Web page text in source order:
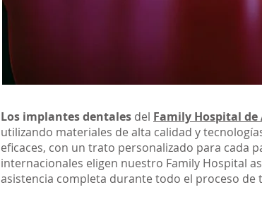
Los implantes dentales del Family Hospital de
utilizando materiales de alta calidad y
eficaces, con un trato personalizado para cada
internacionales eligen nuestro Family Hospital
asistencia completa durante todo el proceso de